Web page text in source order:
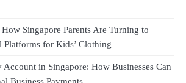
Singapore Parents Are Turning to
Platforms for Kids’ Clothing
in Singapore: How Businesses Can
Business Payments